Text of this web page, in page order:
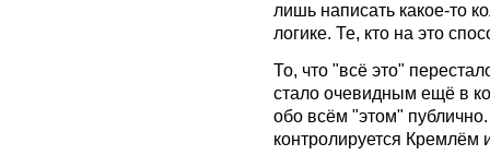
лишь написать какое-то
логике. Те, кто на это
То, что "всё это"
стало очевидным ещё в
обо всём "этом"
контролируется Кремлём